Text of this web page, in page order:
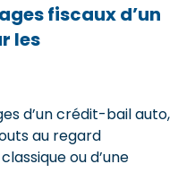
fiscaux d’un
les
d’un crédit-bail auto,
au regard
classique ou d’une